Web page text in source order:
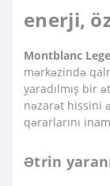
enerji,
Montblanc
mərkəzində
yaradılmış bir
nəzarət hissini
qərarlarını
Ətrin